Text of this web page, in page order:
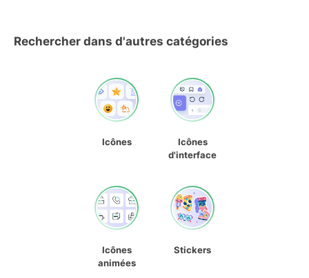
Rechercher dans d'autres catégories
Icônes
Icônes
d'interface
Icônes
animées
Stickers